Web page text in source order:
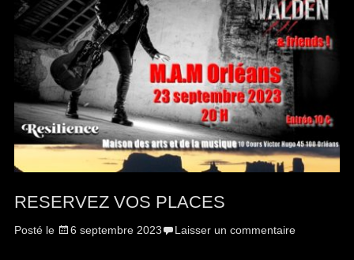
RESERVEZ VOS PLACES
Posté le 6 septembre 2023 Laisser un commentaire